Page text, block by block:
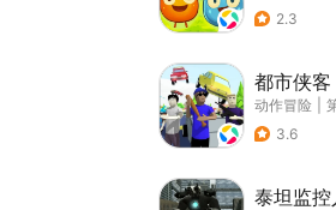
2.3
都市侠客
动作冒险
3.6
泰坦监